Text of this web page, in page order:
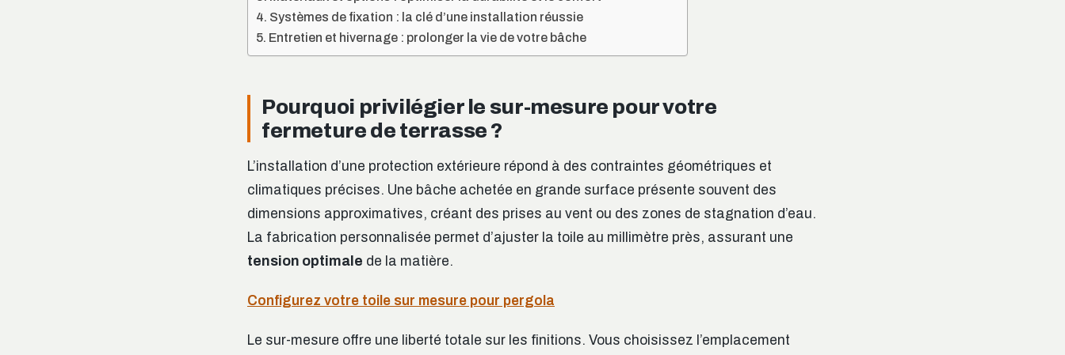
Systèmes de fixation : la clé d’une installation réussie
Entretien et hivernage : prolonger la vie de votre bâche
Pourquoi privilégier le sur-mesure pour votre
fermeture de terrasse ?
L’installation d’une protection extérieure répond à des contraintes géométriques et
climatiques précises. Une bâche achetée en grande surface présente souvent des
dimensions approximatives, créant des prises au vent ou des zones de stagnation d’eau.
La fabrication personnalisée permet d’ajuster la toile au millimètre près, assurant une
tension optimale de la matière.
Configurez votre toile sur mesure pour pergola
Le sur-mesure offre une liberté totale sur les finitions. Vous choisissez l’emplacement